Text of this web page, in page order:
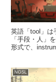
英語「tool」は
「手段・人」
形式で、
NGSL